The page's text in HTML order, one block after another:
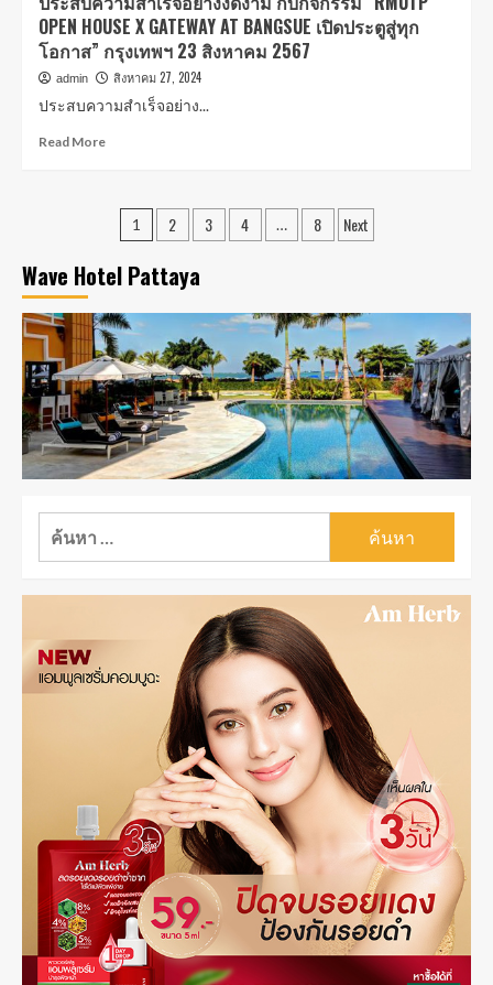
OPEN HOUSE X GATEWAY AT BANGSUE เปิดประตูสู่ทุก
โอกาส” กรุงเทพฯ 23 สิงหาคม 2567
admin สิงหาคม 27, 2024
ประสบความสำเร็จอย่าง...
Read More
1 2 3 4 … 8 Next
Wave Hotel Pattaya